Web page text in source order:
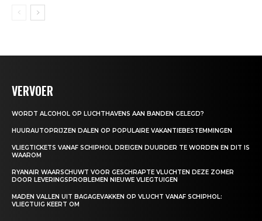
VERVOER
WORDT ALCOHOL OP LUCHTHAVENS AAN BANDEN GELEGD?
HUURAUTOPRIJZEN DALEN OP POPULAIRE VAKANTIEBESTEMMINGEN
VLIEGTICKETS VANAF SCHIPHOL DREIGEN DUURDER TE WORDEN EN DIT IS
WAAROM
RYANAIR WAARSCHUWT VOOR GESCHRAPTE VLUCHTEN DEZE ZOMER
DOOR LEVERINGSPROBLEMEN NIEUWE VLIEGTUIGEN
MADEN VALLEN UIT BAGAGEVAKKEN OP VLUCHT VANAF SCHIPHOL:
VLIEGTUIG KEERT OM